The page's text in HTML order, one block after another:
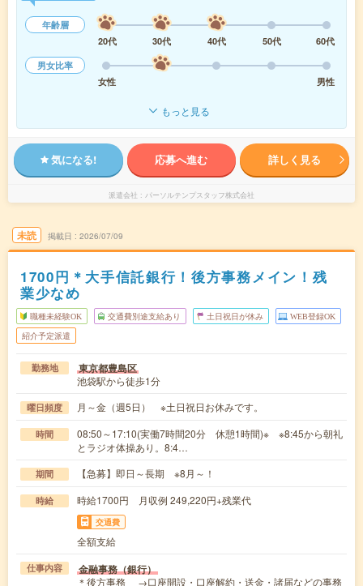
年齢層
20代
30代 40代 50代
60代
男女比率
女性
男性
もっと見る
気になる! 応募へ進む 詳しく見る
派遣会社 パーソルテンプスタッフ株式会社
未読 掲載日 2026/07/09
1700円＊大手信託銀行！後方事務メイン！残
業少なめ
職種未経験OK 交通費別途支給あり 土日祝日が休み WEB登録OK
紹介予定派遣
勤務地 東京都豊島区
池袋駅から徒歩1分
曜日頻度 月～金（週5日） ※土日祝日お休みです。
時間
08:50～17:10(実働7時間20分 休憩1時間)※ ※8:45から朝礼
とラジオ体操あり。8:4…
期間 【急募】即日～長期 ※8月～！
時給 時給1700円 月収例 249,220円+残業代
交通費
全額支給
仕事内容 金融事務（銀行）
＊後方事務 →口座開設・口座解約・送金・諸届などの事務